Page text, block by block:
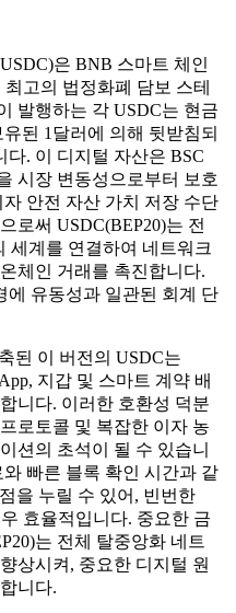
은 BNB 스마트 체인
고의 법정화폐 담보 스테
발행하는 각 USDC는 현금
된 1달러에 의해 뒷받침되
다. 이 디지털 자산은 BSC
시장 변동성으로부터 보호
안전 자산 가치 저장 수단
로써 USDC(BEP20)는 전
세계를 연결하여 네트워크
체인 거래를 촉진합니다.
에 유동성과 일관된 회계 단
된 이 버전의 USDC는
지갑 및 스마트 계약 배
니다. 이러한 호환성 덕분
로토콜 및 복잡한 이자 농
션의 초석이 될 수 있습니
빠른 블록 확인 시간과 같
을 누릴 수 있어, 빈번한
효율적입니다. 중요한 금
는 전체 탈중앙화 네트
상시켜, 중요한 디지털 원
니다.